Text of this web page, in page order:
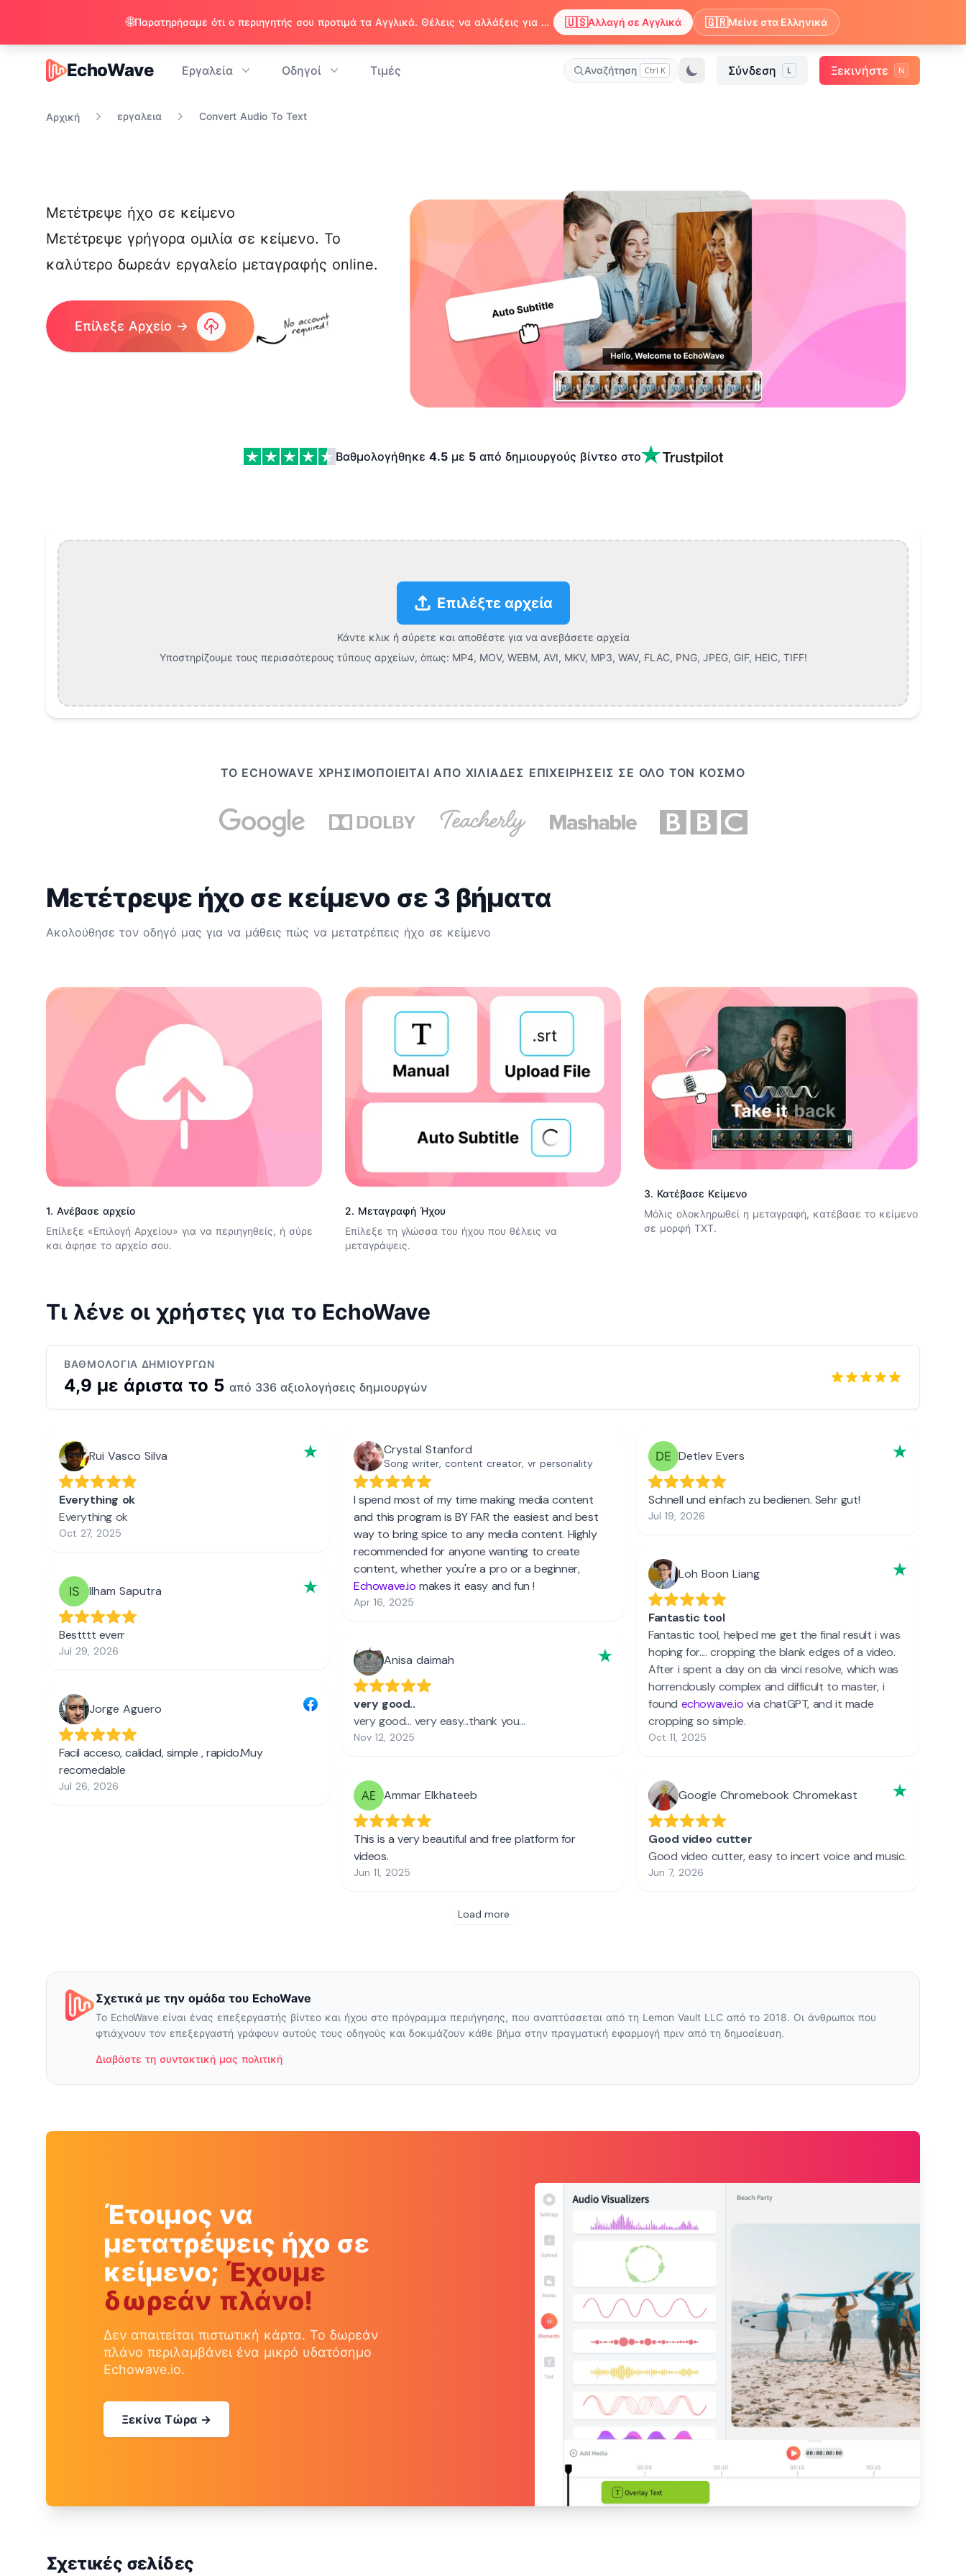
EchoWave
EchoWave Εργαλεία Οδηγοί Τιμές Αναζήτηση Ctrl K Σύνδεση L Ξεκινήστε N
Αρχική εργαλεια Convert Audio To Text
Μετέτρεψε ήχο σε κείμενο
Μετέτρεψε γρήγορα ομιλία σε κείμενο. Το
καλύτερο δωρεάν εργαλείο μεταγραφής online.
Επίλεξε Αρχείο →
Βαθμολογήθηκε 4.5 με 5 από δημιουργούς βίντεο στο
Επιλέξτε αρχεία
Κάντε κλικ ή σύρετε και αποθέστε για να ανεβάσετε αρχεία
Υποστηρίζουμε τους περισσότερους τύπους αρχείων, όπως: MP4, MOV, WEBM, AVI, MKV, MP3, WAV, FLAC, PNG, JPEG, GIF, HEIC, TIFF!
ΤΟ ECHOWAVE ΧΡΗΣΙΜΟΠΟΙΕΊΤΑΙ ΑΠΌ ΧΙΛΙΆΔΕΣ ΕΠΙΧΕΙΡΉΣΕΙΣ ΣΕ ΌΛΟ ΤΟΝ ΚΌΣΜΟ
Μετέτρεψε ήχο σε κείμενο σε 3 βήματα
Ακολούθησε τον οδηγό μας για να μάθεις πώς να μετατρέπεις ήχο σε κείμενο
1. Ανέβασε αρχείο
Επίλεξε «Επιλογή Αρχείου» για να περιηγηθείς, ή σύρε
και άφησε το αρχείο σου.
2. Μεταγραφή Ήχου
Επίλεξε τη γλώσσα του ήχου που θέλεις να
μεταγράψεις.
3. Κατέβασε Κείμενο
Μόλις ολοκληρωθεί η μεταγραφή, κατέβασε το κείμενο
σε μορφή TXT.
Τι λένε οι χρήστες για το EchoWave
ΒΑΘΜΟΛΟΓΊΑ ΔΗΜΙΟΥΡΓΏΝ
4,9 με άριστα το 5 από 336 αξιολογήσεις δημιουργών
Σχετικά με την ομάδα του EchoWave
Το EchoWave είναι ένας επεξεργαστής βίντεο και ήχου στο πρόγραμμα περιήγησης, που αναπτύσσεται από τη Lemon Vault LLC από το 2018. Οι άνθρωποι που
φτιάχνουν τον επεξεργαστή γράφουν αυτούς τους οδηγούς και δοκιμάζουν κάθε βήμα στην πραγματική εφαρμογή πριν από τη δημοσίευση.
Διαβάστε τη συντακτική μας πολιτική
Έτοιμος να
μετατρέψεις ήχο σε
κείμενο; Έχουμε
δωρεάν πλάνο!
Δεν απαιτείται πιστωτική κάρτα. Το δωρεάν
πλάνο περιλαμβάνει ένα μικρό υδατόσημο
Echowave.io.
Ξεκίνα Τώρα →
Σχετικές σελίδες
🌐 Παρατηρήσαμε ότι ο περιηγητής σου προτιμά τα Αγγλικά. Θέλεις να αλλάξεις για να απολαμβάνεις περιεχόμενο στα Αγγλικά; 🇺🇸Αλλαγή σε Αγγλικά 🇬🇷Μείνε στα Ελληνικά